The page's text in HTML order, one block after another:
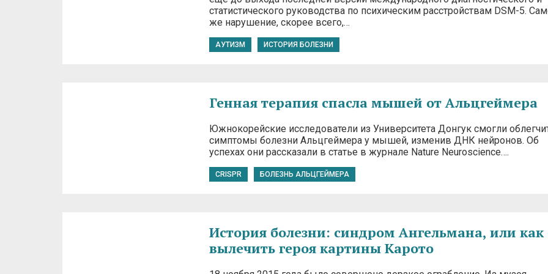
статистического руководства по психическим расстройствам DSM-5.
же нарушение, скорее всего,…
АУТИЗМ ИСТОРИЯ БОЛЕЗНИ
Генная терапия спасла мышей от Альцгеймера
Южнокорейские исследователи из Университета Донгук смогли
симптомы болезни Альцгеймера у мышей, изменив ДНК нейронов. Об
успехах они рассказали в статье в журнале Nature Neuroscience….
CRISPR БОЛЕЗНЬ АЛЬЦГЕЙМЕРА
История болезни: синдром Ангельмана, или как
вылечить героя картины Карото